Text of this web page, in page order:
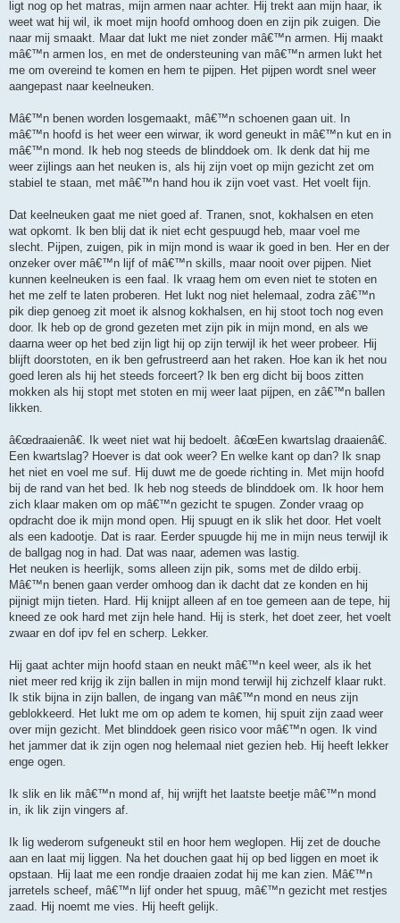
ligt nog op het matras, mijn armen naar achter. Hij trekt aan mijn haar, ik
weet wat hij wil, ik moet mijn hoofd omhoog doen en zijn pik zuigen. Die
naar mij smaakt. Maar dat lukt me niet zonder mâ€™n armen. Hij maakt
mâ€™n armen los, en met de ondersteuning van mâ€™n armen lukt het
me om overeind te komen en hem te pijpen. Het pijpen wordt snel weer
aangepast naar keelneuken.
Mâ€™n benen worden losgemaakt, mâ€™n schoenen gaan uit. In
mâ€™n hoofd is het weer een wirwar, ik word geneukt in mâ€™n kut en in
mâ€™n mond. Ik heb nog steeds de blinddoek om. Ik denk dat hij me
weer zijlings aan het neuken is, als hij zijn voet op mijn gezicht zet om
stabiel te staan, met mâ€™n hand hou ik zijn voet vast. Het voelt fijn.
Dat keelneuken gaat me niet goed af. Tranen, snot, kokhalsen en eten
wat opkomt. Ik ben blij dat ik niet echt gespuugd heb, maar voel me
slecht. Pijpen, zuigen, pik in mijn mond is waar ik goed in ben. Her en der
onzeker over mâ€™n lijf of mâ€™n skills, maar nooit over pijpen. Niet
kunnen keelneuken is een faal. Ik vraag hem om even niet te stoten en
het me zelf te laten proberen. Het lukt nog niet helemaal, zodra zâ€™n
pik diep genoeg zit moet ik alsnog kokhalsen, en hij stoot toch nog even
door. Ik heb op de grond gezeten met zijn pik in mijn mond, en als we
daarna weer op het bed zijn ligt hij op zijn terwijl ik het weer probeer. Hij
blijft doorstoten, en ik ben gefrustreerd aan het raken. Hoe kan ik het nou
goed leren als hij het steeds forceert? Ik ben erg dicht bij boos zitten
mokken als hij stopt met stoten en mij weer laat pijpen, en zâ€™n ballen
likken.
â€œdraaienâ€. Ik weet niet wat hij bedoelt. â€œEen kwartslag draaienâ€.
Een kwartslag? Hoever is dat ook weer? En welke kant op dan? Ik snap
het niet en voel me suf. Hij duwt me de goede richting in. Met mijn hoofd
bij de rand van het bed. Ik heb nog steeds de blinddoek om. Ik hoor hem
zich klaar maken om op mâ€™n gezicht te spugen. Zonder vraag op
opdracht doe ik mijn mond open. Hij spuugt en ik slik het door. Het voelt
als een kadootje. Dat is raar. Eerder spuugde hij me in mijn neus terwijl ik
de ballgag nog in had. Dat was naar, ademen was lastig.
Het neuken is heerlijk, soms alleen zijn pik, soms met de dildo erbij.
Mâ€™n benen gaan verder omhoog dan ik dacht dat ze konden en hij
pijnigt mijn tieten. Hard. Hij knijpt alleen af en toe gemeen aan de tepe, hij
kneed ze ook hard met zijn hele hand. Hij is sterk, het doet zeer, het voelt
zwaar en dof ipv fel en scherp. Lekker.
Hij gaat achter mijn hoofd staan en neukt mâ€™n keel weer, als ik het
niet meer red krijg ik zijn ballen in mijn mond terwijl hij zichzelf klaar rukt.
Ik stik bijna in zijn ballen, de ingang van mâ€™n mond en neus zijn
geblokkeerd. Het lukt me om op adem te komen, hij spuit zijn zaad weer
over mijn gezicht. Met blinddoek geen risico voor mâ€™n ogen. Ik vind
het jammer dat ik zijn ogen nog helemaal niet gezien heb. Hij heeft lekker
enge ogen.
Ik slik en lik mâ€™n mond af, hij wrijft het laatste beetje mâ€™n mond
in, ik lik zijn vingers af.
Ik lig wederom sufgeneukt stil en hoor hem weglopen. Hij zet de douche
aan en laat mij liggen. Na het douchen gaat hij op bed liggen en moet ik
opstaan. Hij laat me een rondje draaien zodat hij me kan zien. Mâ€™n
jarretels scheef, mâ€™n lijf onder het spuug, mâ€™n gezicht met restjes
zaad. Hij noemt me vies. Hij heeft gelijk.